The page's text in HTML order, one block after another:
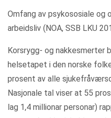
Omfang av psykososiale og
arbeidsliv (NOA, SSB LKU
Korsrygg- og nakkesmerter
helsetapet i den norske
prosent av alle
Nasjonale tal viser at 55
lag 1,4 millionar personar)